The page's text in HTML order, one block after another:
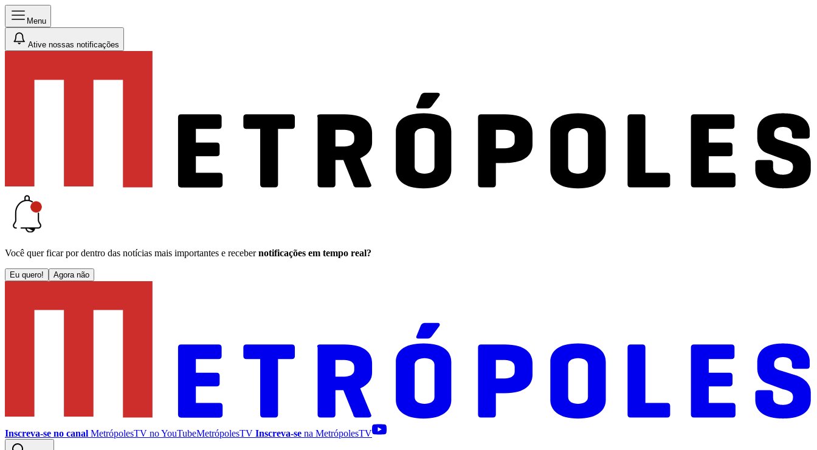
Menu
Ative nossas notificações
Você quer ficar por dentro das notícias mais importantes e receber notificações em tempo real?
Eu quero! Agora não
Inscreva-se no canal MetrópolesTV noYouTubeMetrópolesTV Inscreva-se na MetrópolesTV